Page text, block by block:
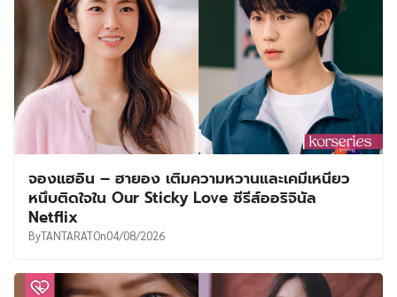
จองแฮอิน – ฮายอง เติมความหวานและเคมีเหนียว
หนึบติดใจใน Our Sticky Love ซีรีส์ออริจินัล
Netflix
ByTANTARATOn04/08/2026